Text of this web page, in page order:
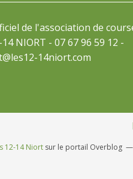
de l'association de
14 NIORT - 07 67 96 59 12 -
14niort.com
12-14 Niort sur le portail Overblog